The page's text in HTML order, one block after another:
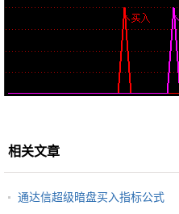
相关文章
通达信超级暗盘买入指标公式